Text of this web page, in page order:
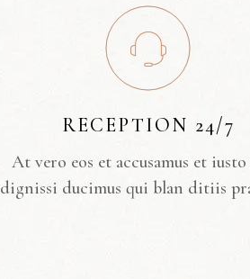
RECEPTION 24/7
At vero eos et accusamus et
dignissi ducimus qui blan ditiis